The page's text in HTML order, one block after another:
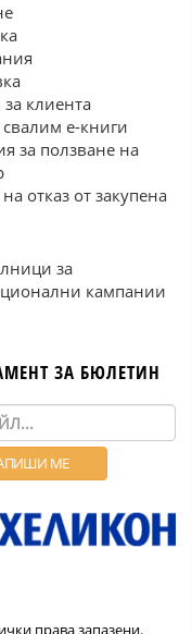
клиента
свалим е-книги
за ползване на
отказ от закупена
за
кампании
ЗА БЮЛЕТИН
права запазени.